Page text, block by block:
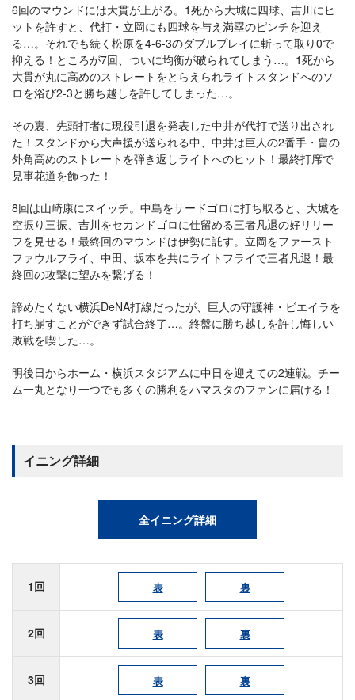
6回のマウンドには大貫が上がる。1死から大城に四球、吉川にヒ
ットを許すと、代打・立岡にも四球を与え満塁のピンチを迎え
る…。それでも続く松原を4-6-3のダブルプレイに斬って取り0で
抑える！ところが7回、ついに均衡が破られてしまう…。1死から
大貫が丸に高めのストレートをとらえられライトスタンドへのソ
ロを浴び2-3と勝ち越しを許してしまった…。
その裏、先頭打者に現役引退を発表した中井が代打で送り出され
た！スタンドから大声援が送られる中、中井は巨人の2番手・畠の
外角高めのストレートを弾き返しライトへのヒット！最終打席で
見事花道を飾った！
8回は山崎康にスイッチ。中島をサードゴロに打ち取ると、大城を
空振り三振、吉川をセカンドゴロに仕留める三者凡退の好リリー
フを見せる！最終回のマウンドは伊勢に託す。立岡をファースト
ファウルフライ、中田、坂本を共にライトフライで三者凡退！最
終回の攻撃に望みを繋げる！
諦めたくない横浜DeNA打線だったが、巨人の守護神・ビエイラを
打ち崩すことができず試合終了…。終盤に勝ち越しを許し悔しい
敗戦を喫した…。
明後日からホーム・横浜スタジアムに中日を迎えての2連戦。チー
ム一丸となり一つでも多くの勝利をハマスタのファンに届ける！
イニング詳細
全イニング詳細
1回 表 裏
2回 表 裏
3回 表 裏